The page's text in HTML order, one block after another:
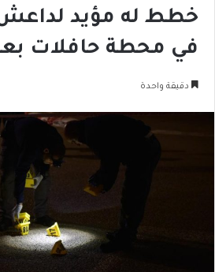
خطط له مؤيد
في محطة حافلات
دقيقة واحدة